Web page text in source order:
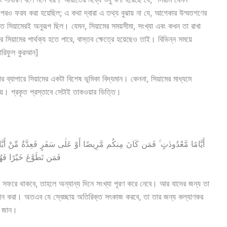
ফরয করা হয়েছিল; এ কথা দ্বারা এ তথ্য বুঝায় না যে, আগেকার উম্মতগণের
অনুরূপ ছিল। যেমন, সিয়ামের সময়সীমা, সংখ্যা এবং কখন তা রাখা
পার্থক্য হতে পারে, বাস্তব ক্ষেত্রে হয়েছেও তাই। বিভিন্ন সময়ে
কুরআন]
সিয়ামের একটা বিশেষ ভূমিকা বিদ্যমান। কেননা, সিয়ামের মাধ্যমে
প্রকৃত প্রস্তাবে সেটাই তাকওয়ার ভিত্তি।
أَيَّامًا مَّعْدُودٰتٍ ۚ فَمَن كَانَ مِنكُم مَّرِيضًا أَوْ عَلٰى سَفَرٍ فَعِدَّةٌ مِّنْ
فَمَن تَطَوَّعَ خَيْرًا
সফরে থাকবে, তাহলে অন্যান্য দিনে সংখ্যা পূরণ করে নেবে। আর যাদের জন্য তা
করা। অতএব যে স্বেচ্ছায় অতিরিক্ত সৎকাজ করবে, তা তার জন্য কল্যাণকর